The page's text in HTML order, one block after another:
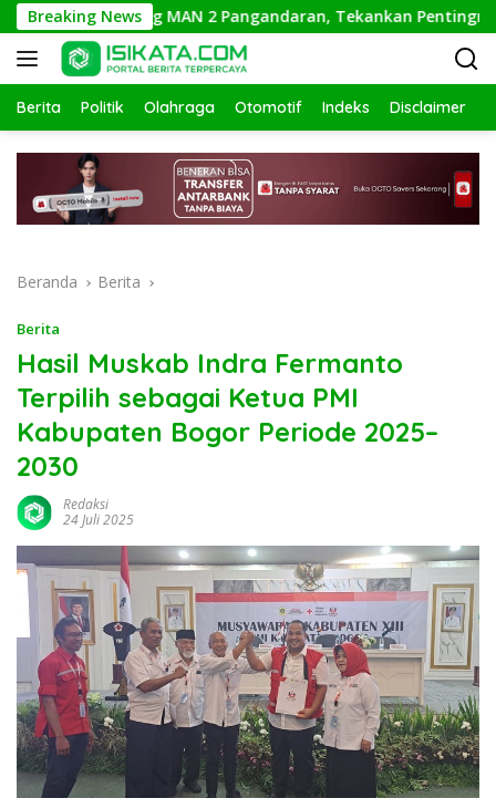
Langsung
ke
konten
Breaking News
Building MAN 2 Pangandaran, Tekankan Pentingnya
Berita Politik Olahraga Otomotif Indeks Disclaimer
Beranda Berita
Berita
Hasil Muskab Indra Fermanto
Terpilih sebagai Ketua PMI
Kabupaten Bogor Periode 2025–
2030
Redaksi
24 Juli 2025